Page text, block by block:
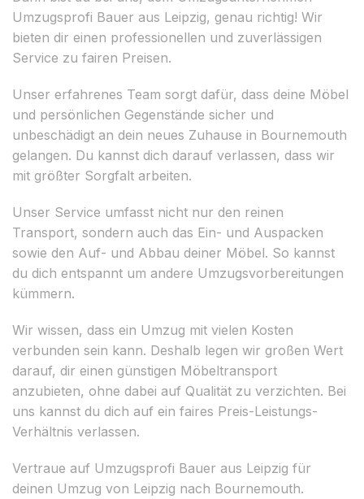
Umzugsprofi Bauer aus Leipzig, genau richtig! Wir
bieten dir einen professionellen und zuverlässigen
Service zu fairen Preisen.
Unser erfahrenes Team sorgt dafür, dass deine Möbel
und persönlichen Gegenstände sicher und
unbeschädigt an dein neues Zuhause in Bournemouth
gelangen. Du kannst dich darauf verlassen, dass wir
mit größter Sorgfalt arbeiten.
Unser Service umfasst nicht nur den reinen
Transport, sondern auch das Ein- und Auspacken
sowie den Auf- und Abbau deiner Möbel. So kannst
du dich entspannt um andere Umzugsvorbereitungen
kümmern.
Wir wissen, dass ein Umzug mit vielen Kosten
verbunden sein kann. Deshalb legen wir großen Wert
darauf, dir einen günstigen Möbeltransport
anzubieten, ohne dabei auf Qualität zu verzichten. Bei
uns kannst du dich auf ein faires Preis-Leistungs-
Verhältnis verlassen.
Vertraue auf Umzugsprofi Bauer aus Leipzig für
deinen Umzug von Leipzig nach Bournemouth.